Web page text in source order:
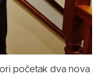
početak dva nova